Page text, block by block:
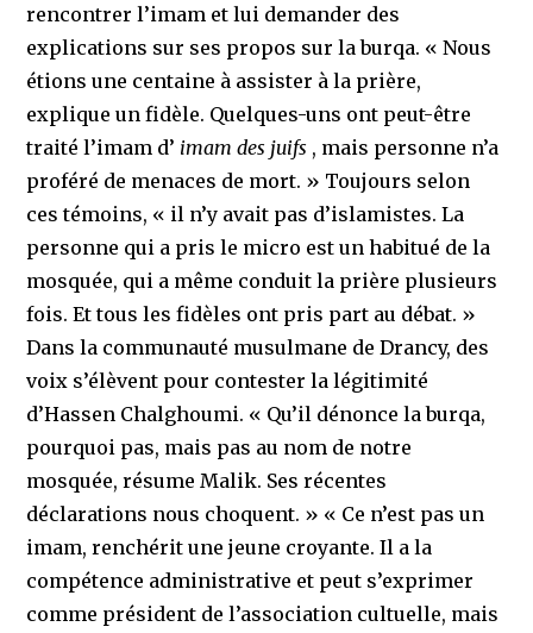
rencontrer l’imam et lui demander des
explications sur ses propos sur la burqa. « Nous
étions une centaine à assister à la prière,
explique un fidèle. Quelques-uns ont peut-être
traité l’imam d’ imam des juifs , mais personne n’a
proféré de menaces de mort. » Toujours selon
ces témoins, « il n’y avait pas d’islamistes. La
personne qui a pris le micro est un habitué de la
mosquée, qui a même conduit la prière plusieurs
fois. Et tous les fidèles ont pris part au débat. »
Dans la communauté musulmane de Drancy, des
voix s’élèvent pour contester la légitimité
d’Hassen Chalghoumi. « Qu’il dénonce la burqa,
pourquoi pas, mais pas au nom de notre
mosquée, résume Malik. Ses récentes
déclarations nous choquent. » « Ce n’est pas un
imam, renchérit une jeune croyante. Il a la
compétence administrative et peut s’exprimer
comme président de l’association cultuelle, mais